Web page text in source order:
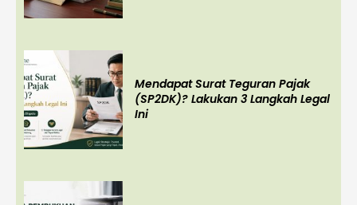
Mendapat Surat Teguran Pajak
(SP2DK)? Lakukan 3 Langkah Legal
Ini